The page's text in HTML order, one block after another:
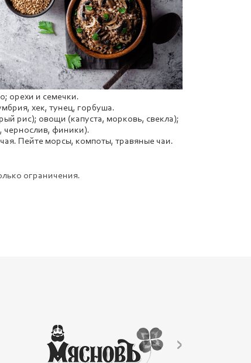
орехи и семечки.
хек, тунец, горбуша.
рис); овощи (капуста, морковь, свекла);
чернослив, финики).
Пейте морсы, компоты, травяные чаи.
ограничения.